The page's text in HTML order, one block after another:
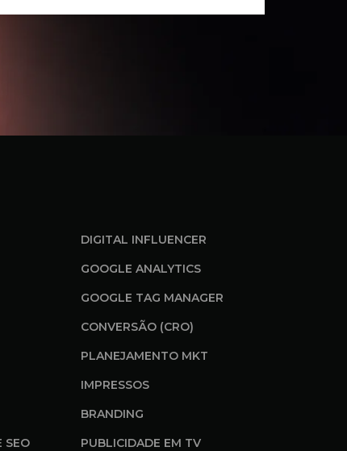
SEO
DIGITAL INFLUENCER
GOOGLE ANALYTICS
GOOGLE TAG MANAGER
CONVERSÃO (CRO)
PLANEJAMENTO MKT
IMPRESSOS
BRANDING
PUBLICIDADE EM TV